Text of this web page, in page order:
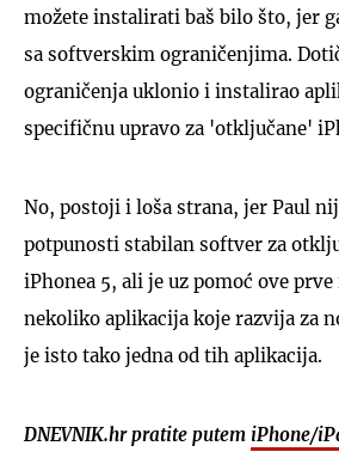
možete instalirati baš bilo što, jer
sa softverskim ograničenjima.
ograničenja uklonio i instalirao
specifičnu upravo za 'otključane'
No, postoji i loša strana, jer Paul
potpunosti stabilan softver za
iPhonea 5, ali je uz pomoć ove
nekoliko aplikacija koje razvija za
je isto tako jedna od tih aplikacija.
DNEVNIK.hr pratite putem iPhone/